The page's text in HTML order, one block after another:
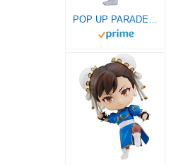
POP UP PARADE ストリートファイターシリーズ 春麗 ノンスケール プラスチック製 塗装済み完成品フィギュア M04340